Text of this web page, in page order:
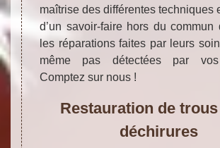
maîtrise des différentes techniques
d’un savoir-faire hors du
les réparations faites par leurs
même pas détectées par vos
Comptez sur nous !
Restauration de
déchirures